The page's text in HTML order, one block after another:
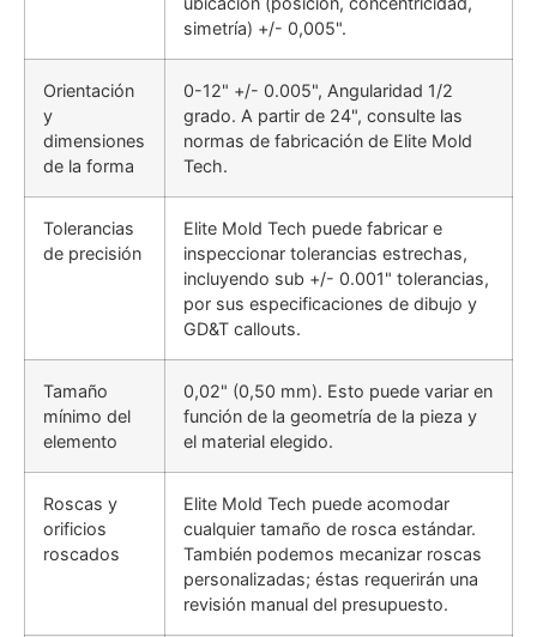
simetría) +/- 0,005".
Orientación
y
dimensiones
de la forma
0-12" +/- 0.005", Angularidad 1/2
grado. A partir de 24", consulte las
normas de fabricación de Elite Mold
Tech.
Tolerancias
de precisión
Elite Mold Tech puede fabricar e
inspeccionar tolerancias estrechas,
incluyendo sub +/- 0.001" tolerancias,
por sus especificaciones de dibujo y
GD&T callouts.
Tamaño
mínimo del
elemento
0,02" (0,50 mm). Esto puede variar en
función de la geometría de la pieza y
el material elegido.
Roscas y
orificios
roscados
Elite Mold Tech puede acomodar
cualquier tamaño de rosca estándar.
También podemos mecanizar roscas
personalizadas; éstas requerirán una
revisión manual del presupuesto.